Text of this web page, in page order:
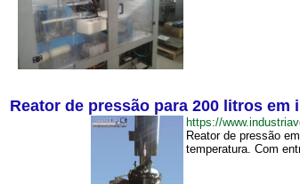
Reator de pressão para 200 litros em
https://
Reator de pressão
temperatura. Com